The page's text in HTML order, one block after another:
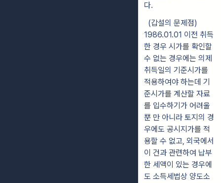
다.
(갑설의 문제점)
1986.01.01 이전 취득
한 경우 시가를 확인할
수 없는 경우에는 의제
취득일의 기준시가를
적용하여야 하는데 기
준시가를 계산할 자료
를 입수하기가 어려울
뿐 만 아니라 토지의 경
우에도 공시지가를 적
용할 수 없고, 외국에서
이 건과 관련하여 납부
한 세액이 있는 경우에
도 소득세법상 양도소